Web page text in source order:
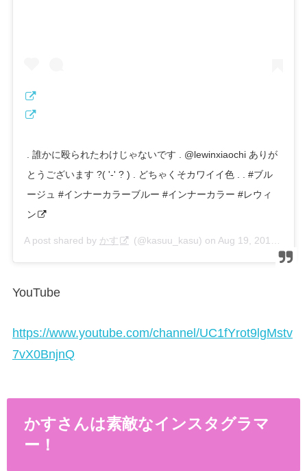
. 誰かに殴られたわけじゃないです . @lewinxiaochi ありが
とうございます ?( '-' ? ) . どちゃくそカワイイ色 . . #ブル
ージュ #インナーカラーブルー #インナーカラー #レウィ
ン
A post shared by かす (@kasuu_kasu) on Aug 19, 2019 at 4:38am PDT
YouTube
https://www.youtube.com/channel/UC1fYrot9lgMstv
7vX0BnjnQ
かすさんは素敵なインスタグラマ
ー！